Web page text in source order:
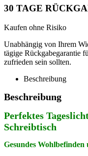
30 TAGE
Kaufen ohne Risiko
Unabhängig von Ihrem
tägige Rückgabegarantie
zufrieden sein sollten.
Beschreibung
Beschreibung
Perfektes
Schreibtisch
Gesundes